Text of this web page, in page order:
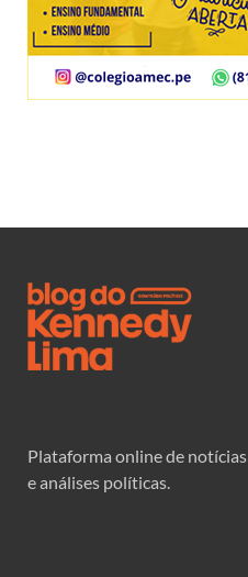
Plataforma online de notícias
e análises políticas.